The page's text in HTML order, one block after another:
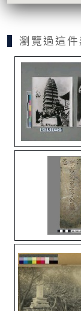
瀏覽過這